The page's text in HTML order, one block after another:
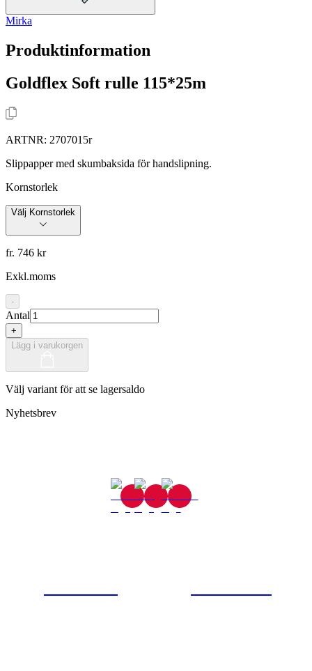
Mirka
Produktinformation
Goldflex Soft rulle 115*25m
ARTNR: 2707015r
Slippapper med skumbaksida för handslipning.
Kornstorlek
Välj Kornstorlek
fr. 746 kr
Exkl.moms
-
Antal
+
Lägg i varukorgen
Välj variant för att se lagersaldo
Nyhetsbrev